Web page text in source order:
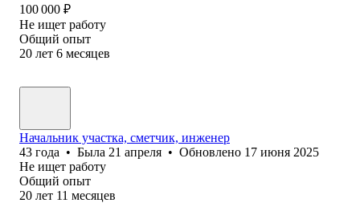
100 000 ₽
Не ищет работу
Общий опыт
20 лет 6 месяцев
Начальник участка, сметчик, инженер
43 года • Была 21 апреля • Обновлено 17 июня 2025
Не ищет работу
Общий опыт
20 лет 11 месяцев